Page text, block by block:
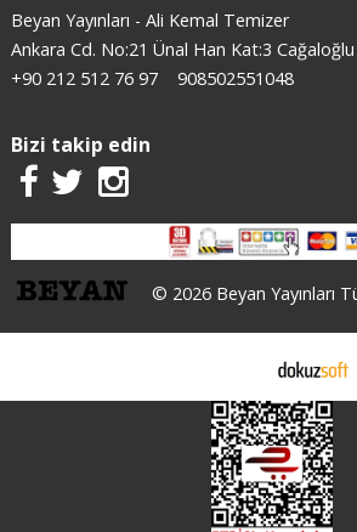
Beyan Yayınları - Ali Kemal Temizer
Ankara Cd. No:21 Ünal Han Kat:3
+90 212 512 76 97
908502551048
Bizi takip edin
© 2026 Beyan Yayınları